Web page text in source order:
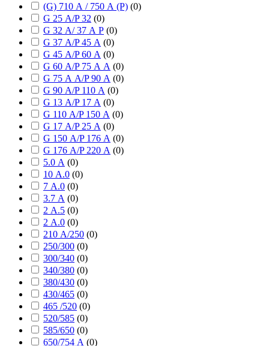
(G) 710 А / 750 А (P) (0)
G 25 А/P 32 (0)
G 32 А/ 37 А P (0)
G 37 А/P 45 А (0)
G 45 А/P 60 А (0)
G 60 А/P 75 А А (0)
G 75 А А/P 90 А (0)
G 90 А/P 110 А (0)
G 13 А/P 17 А (0)
G 110 А/P 150 А (0)
G 17 А/P 25 А (0)
G 150 А/P 176 А (0)
G 176 А/P 220 А (0)
5.0 А (0)
10 А.0 (0)
7 А.0 (0)
3.7 А (0)
2 А.5 (0)
2 А.0 (0)
210 А/250 (0)
250/300 (0)
300/340 (0)
340/380 (0)
380/430 (0)
430/465 (0)
465 /520 (0)
520/585 (0)
585/650 (0)
650/754 А (0)